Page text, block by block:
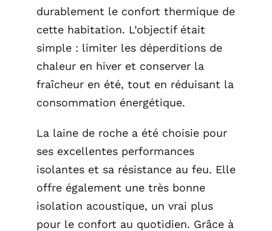
durablement le confort thermique de
cette habitation. L’objectif était
simple : limiter les déperditions de
chaleur en hiver et conserver la
fraîcheur en été, tout en réduisant la
consommation énergétique.
La laine de roche a été choisie pour
ses excellentes performances
isolantes et sa résistance au feu. Elle
offre également une très bonne
isolation acoustique, un vrai plus
pour le confort au quotidien. Grâce à